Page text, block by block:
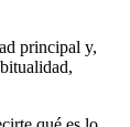
principal y,